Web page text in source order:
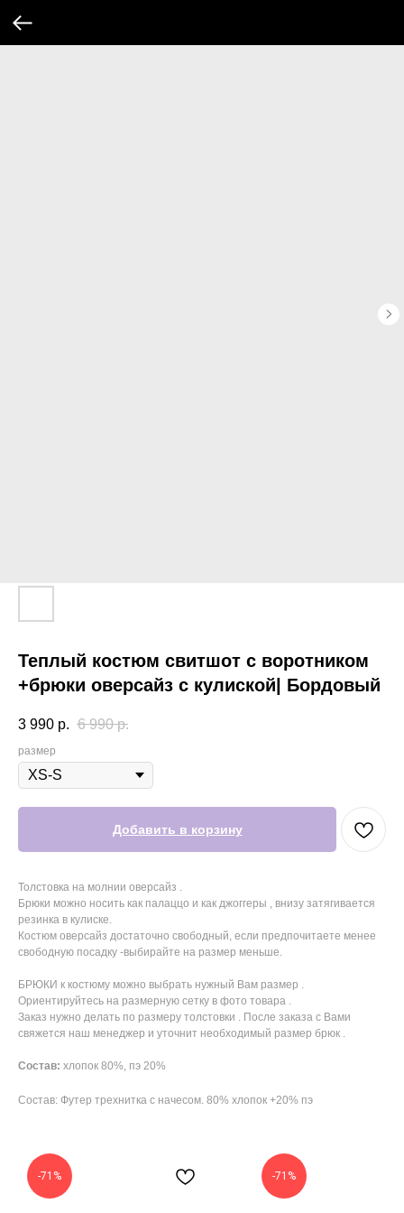
Теплый костюм свитшот с воротником
+брюки оверсайз с кулиской| Бордовый
3 990 р. 6 990 р.
размер
Добавить в корзину
Толстовка на молнии оверсайз .
Брюки можно носить как палаццо и как джоггеры , внизу затягивается
резинка в кулиске.
Костюм оверсайз достаточно свободный, если предпочитаете менее
свободную посадку -выбирайте на размер меньше.
БРЮКИ к костюму можно выбрать нужный Вам размер .
Ориентируйтесь на размерную сетку в фото товара .
Заказ нужно делать по размеру толстовки . После заказа с Вами
свяжется наш менеджер и уточнит необходимый размер брюк .
Состав: хлопок 80%, пэ 20%
Состав: Футер трехнитка с начесом. 80% хлопок +20% пэ
-71% -71%